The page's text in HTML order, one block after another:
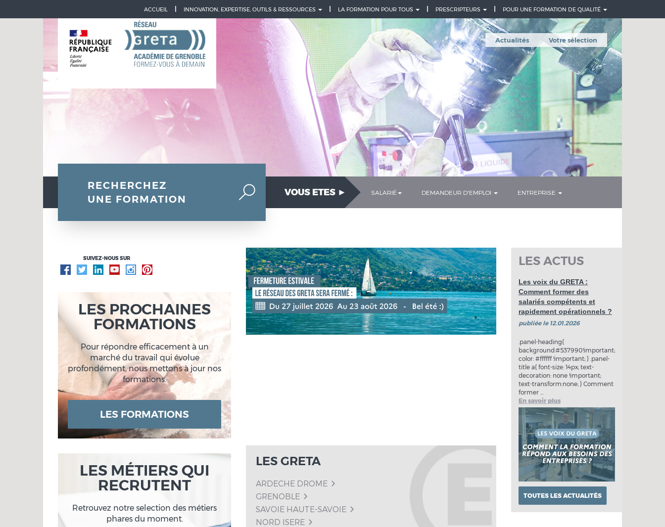
POUR UNE FORMATION DE QUALITÉ
PRESCRIPTEURS
LA FORMATION POUR TOUS
INNOVATION, EXPERTISE, OUTILS & RESSOURCES
ACCUEIL
Actualités Votre sélection
RECHERCHEZ
UNE FORMATION
VOUS ETES ► SALARIÉ DEMANDEUR D'EMPLOI ENTREPRISE
SUIVEZ-NOUS SUR
LES PROCHAINES
FORMATIONS
Pour répondre efficacement à un
marché du travail qui évolue
profondément, nous mettons à jour nos
formations.
LES FORMATIONS
LES MÉTIERS QUI
RECRUTENT
Retrouvez notre selection des métiers
phares du moment.
LES GRETA
ARDECHE DROME
GRENOBLE
SAVOIE HAUTE-SAVOIE
NORD ISERE
LES ACTUS
Les voix du GRETA :
Comment former des
salariés compétents et
rapidement opérationnels ?
publiée le 12.01.2026
.panel-heading{
background:#537990!important;
color: #ffffff !important; } .panel-
title a{ font-size: 14px; text-
decoration: none !important;
text-transform:none; } Comment
former ...
En savoir plus
TOUTES LES ACTUALITÉS